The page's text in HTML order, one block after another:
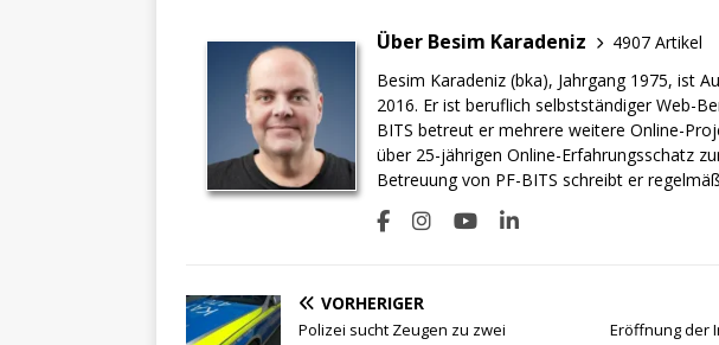
Über Besim Karadeniz
4907 Artikel
Besim Karadeniz (bka), Jahrgang 1975, ist
2016. Er ist beruflich selbstständiger Web-
BITS betreut er mehrere weitere Online-
über 25-jährigen Online-Erfahrungsschatz
Betreuung von PF-BITS schreibt er
VORHERIGER
Polizei sucht Zeugen zu zwei
Eröffnung der